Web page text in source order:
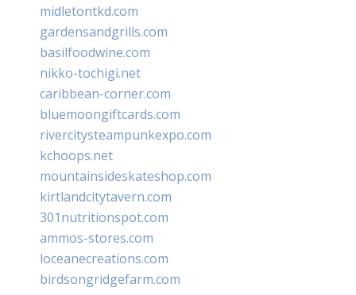
midletontkd.com
gardensandgrills.com
basilfoodwine.com
nikko-tochigi.net
caribbean-corner.com
bluemoongiftcards.com
rivercitysteampunkexpo.com
kchoops.net
mountainsideskateshop.com
kirtlandcitytavern.com
301nutritionspot.com
ammos-stores.com
loceanecreations.com
birdsongridgefarm.com